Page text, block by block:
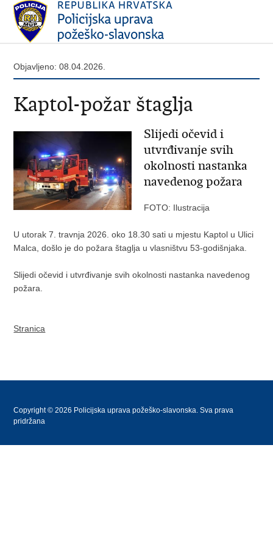
Objavljeno: 08.04.2026.
Kaptol-požar štaglja
Slijedi očevid i
utvrđivanje svih
okolnosti nastanka
navedenog požara
FOTO: Ilustracija
U utorak 7. travnja 2026. oko 18.30 sati u mjestu Kaptol u Ulici
Malca, došlo je do požara štaglja u vlasništvu 53-godišnjaka.
Slijedi očevid i utvrđivanje svih okolnosti nastanka navedenog
požara.
Stranica
Copyright © 2026 Policijska uprava požeško-slavonska. Sva prava
pridržana